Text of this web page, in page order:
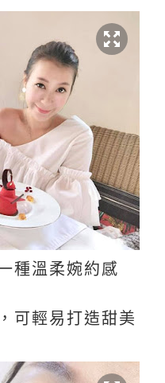
種溫柔婉約感
可輕易打造甜美